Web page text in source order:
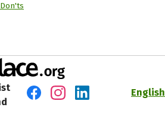
English